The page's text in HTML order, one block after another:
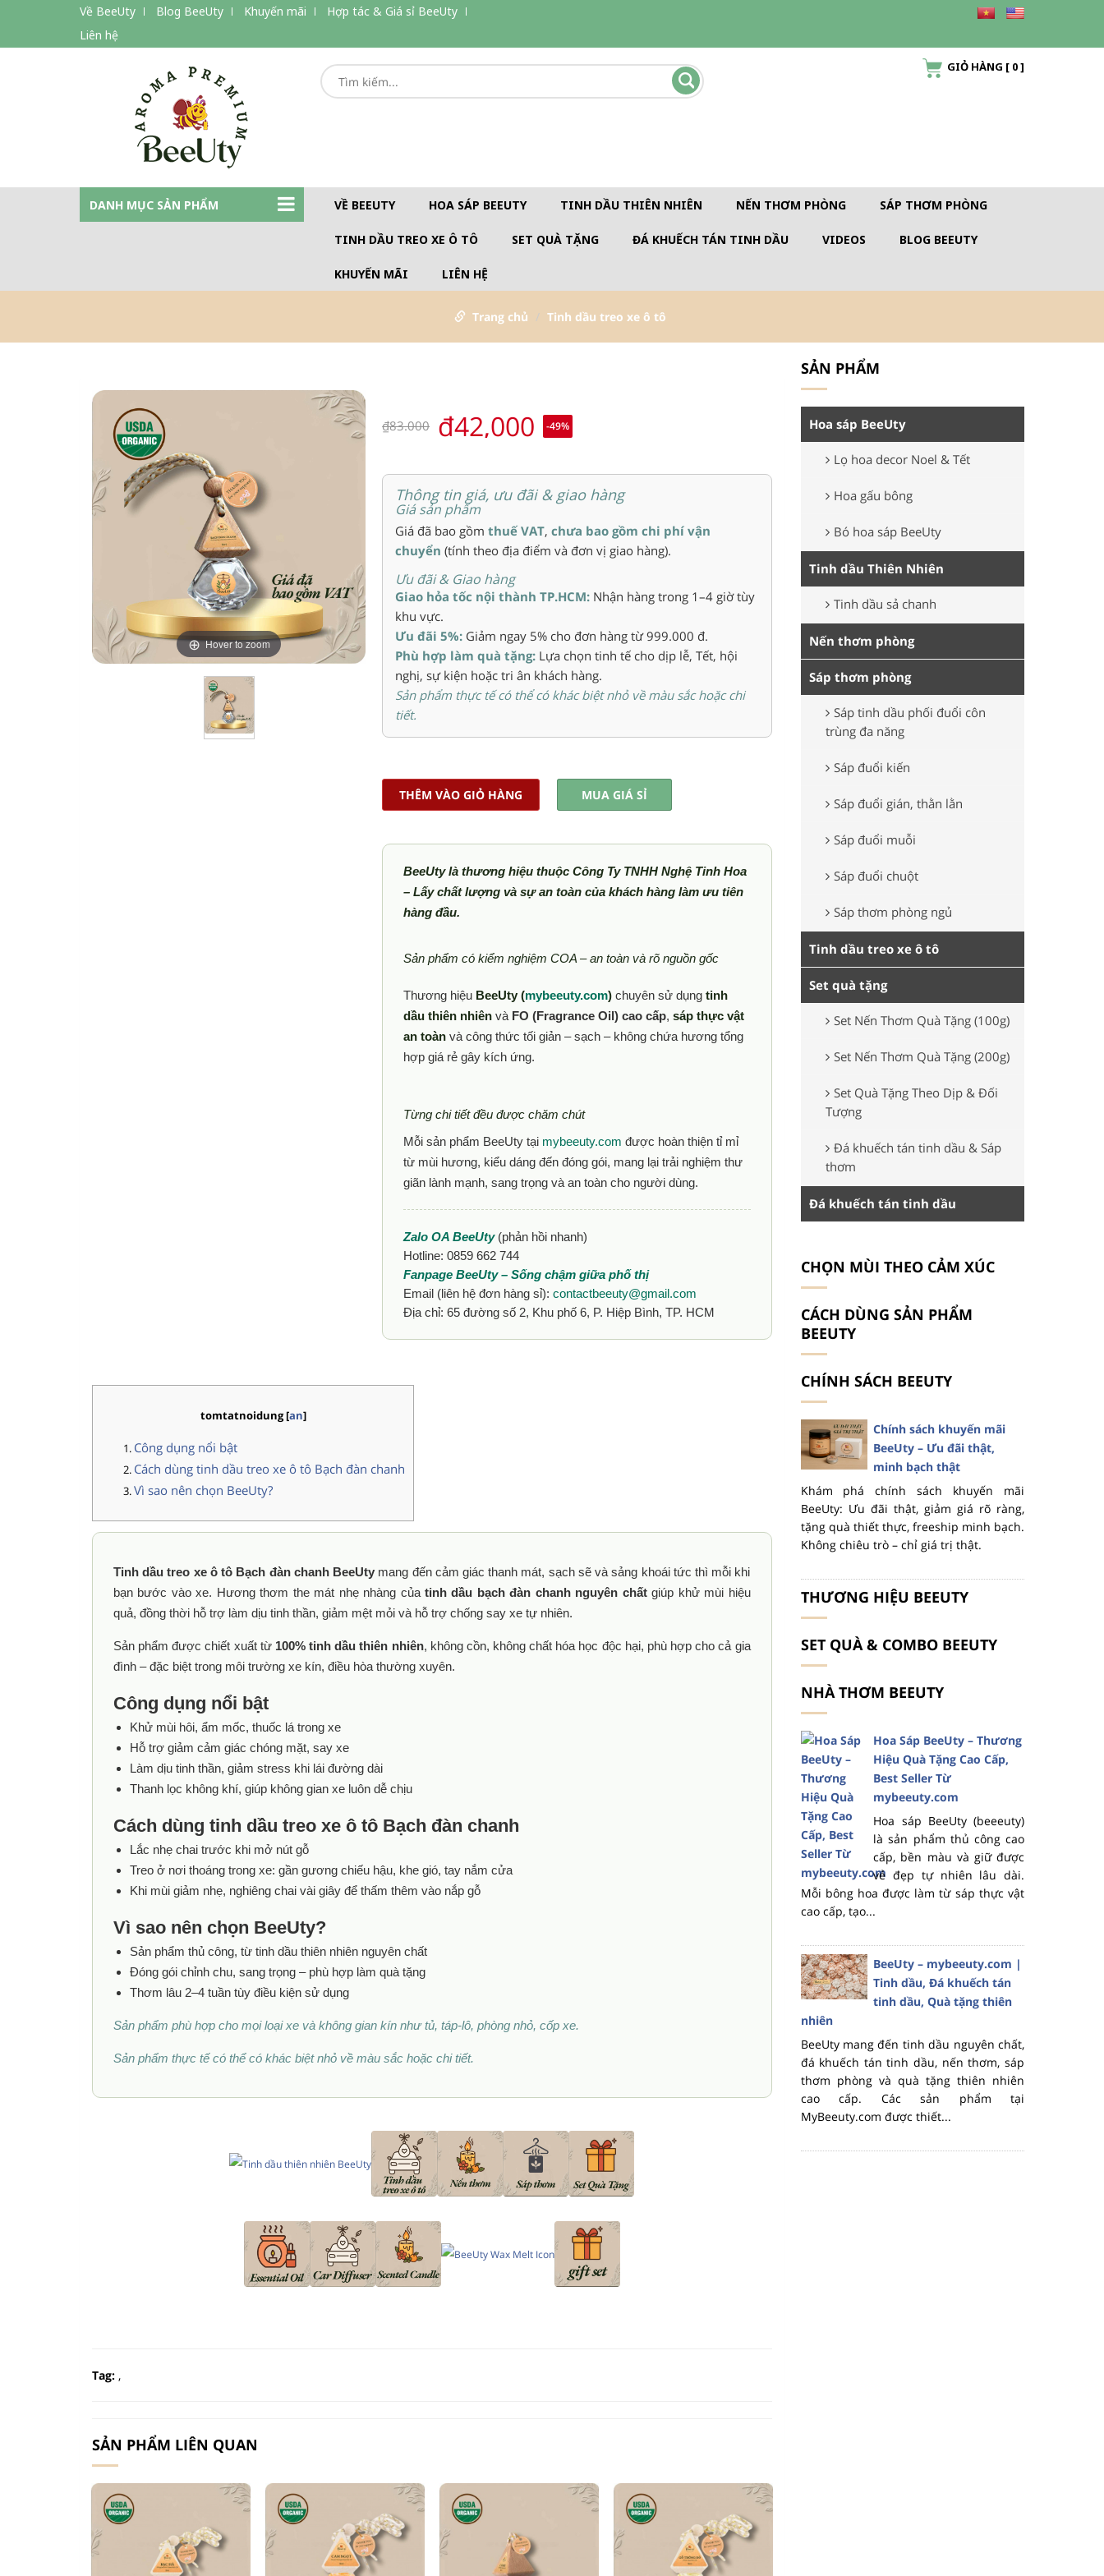
Về BeeUty Blog BeeUty Khuyến mãi
Hợp tác & Giá sỉ BeeUty
Liên hệ
GIỎ HÀNG [ 0]
DANH MỤC SẢN PHẨM VỀ BEEUTY HOA SÁP BEEUTY TINH DẦU THIÊN NHIÊN NẾN THƠM PHÒNG SÁP THƠM PHÒNG
TINH DẦU TREO XE Ô TÔ SET QUÀ TẶNG ĐÁ KHUẾCH TÁN TINH DẦU VIDEOS BLOG BEEUTY
KHUYẾN MÃI LIÊN HỆ
Trang chủ Tinh dầu treo xe ô tô
Hover to zoom
₫83.000 ₫42,000 -49%
Thông tin giá, ưu đãi & giao hàng
Giá sản phẩm
Giá đã bao gồmthuế VAT,chưa bao gồm chi phí vận
chuyển (tính theo địa điểm và đơn vị giao hàng).
Ưu đãi & Giao hàng
Giao hỏa tốc nội thành TP.HCM: Nhận hàng trong 1–4 giờ tùy
khu vực.
Ưu đãi 5%: Giảm ngay 5% cho đơn hàng từ 999.000 đ.
Phù hợp làm quà tặng: Lựa chọn tinh tế cho dịp lễ, Tết, hội
nghị, sự kiện hoặc tri ân khách hàng.
Sản phẩm thực tế có thể có khác biệt nhỏ về màu sắc hoặc chi
tiết.
THÊM VÀO GIỎ HÀNG MUA GIÁ SỈ
BeeUty là thương hiệu thuộc Công Ty TNHH Nghệ Tinh Hoa
– Lấy chất lượng và sự an toàn của khách hàng làm ưu tiên
hàng đầu.
Sản phẩm có kiểm nghiệm COA – an toàn và rõ nguồn gốc
Thương hiệu BeeUty (mybeeuty.com) chuyên sử dụngtinh
dầu thiên nhiênvà FO (Fragrance Oil) cao cấp,sáp thực vật
an toàn và công thức tối giản – sạch – không chứa hương tổng
hợp giá rẻ gây kích ứng.
Từng chi tiết đều được chăm chút
Mỗi sản phẩm BeeUty tại mybeeuty.com được hoàn thiện tỉ mỉ
từ mùi hương, kiểu dáng đến đóng gói, mang lại trải nghiệm thư
giãn lành mạnh, sang trọng và an toàn cho người dùng.
Zalo OA BeeUty(phản hồi nhanh)
Hotline: 0859 662 744
Fanpage BeeUty – Sống chậm giữa phố thị
Email (liên hệ đơn hàng sỉ):contactbeeuty@gmail.com
Địa chỉ: 65 đường số 2, Khu phố 6, P. Hiệp Bình, TP. HCM
tomtatnoidung[an]
Công dụng nổi bật
Cách dùng tinh dầu treo xe ô tô Bạch đàn chanh
Vì sao nên chọn BeeUty?
Tinh dầu treo xe ô tô Bạch đàn chanh BeeUty mang đến cảm giác thanh mát, sạch sẽ và sảng khoái tức thì mỗi khi
bạn bước vào xe. Hương thơm the mát nhẹ nhàng của tinh dầu bạch đàn chanh nguyên chấtgiúp khử mùi hiệu
quả, đồng thời hỗ trợ làm dịu tinh thần, giảm mệt mỏi và hỗ trợ chống say xe tự nhiên.
Sản phẩm được chiết xuất từ 100% tinh dầu thiên nhiên, không cồn, không chất hóa học độc hại, phù hợp cho cả gia
đình – đặc biệt trong môi trường xe kín, điều hòa thường xuyên.
Công dụng nổi bật
Khử mùi hôi, ẩm mốc, thuốc lá trong xe
Hỗ trợ giảm cảm giác chóng mặt, say xe
Làm dịu tinh thần, giảm stress khi lái đường dài
Thanh lọc không khí, giúp không gian xe luôn dễ chịu
Cách dùng tinh dầu treo xe ô tô Bạch đàn chanh
Lắc nhẹ chai trước khi mở nút gỗ
Treo ở nơi thoáng trong xe: gần gương chiếu hậu, khe gió, tay nắm cửa
Khi mùi giảm nhẹ, nghiêng chai vài giây để thấm thêm vào nắp gỗ
Vì sao nên chọn BeeUty?
Sản phẩm thủ công, từ tinh dầu thiên nhiên nguyên chất
Đóng gói chỉnh chu, sang trọng – phù hợp làm quà tặng
Thơm lâu 2–4 tuần tùy điều kiện sử dụng
Sản phẩm phù hợp cho mọi loại xe và không gian kín như tủ, táp-lô, phòng nhỏ, cốp xe.
Sản phẩm thực tế có thể có khác biệt nhỏ về màu sắc hoặc chi tiết.
Tag: ,
SẢN PHẨM LIÊN QUAN
SẢN PHẨM
Hoa sáp BeeUty
Lọ hoa decor Noel & Tết
Hoa gấu bông
Bó hoa sáp BeeUty
Tinh dầu Thiên Nhiên
Tinh dầu sả chanh
Nến thơm phòng
Sáp thơm phòng
Sáp tinh dầu phối đuổi côn
trùng đa năng
Sáp đuổi kiến
Sáp đuổi gián, thằn lằn
Sáp đuổi muỗi
Sáp đuổi chuột
Sáp thơm phòng ngủ
Tinh dầu treo xe ô tô
Set quà tặng
Set Nến Thơm Quà Tặng (100g)
Set Nến Thơm Quà Tặng (200g)
Set Quà Tặng Theo Dịp & Đối
Tượng
Đá khuếch tán tinh dầu & Sáp
thơm
Đá khuếch tán tinh dầu
CHỌN MÙI THEO CẢM XÚC
CÁCH DÙNG SẢN PHẨM
BEEUTY
CHÍNH SÁCH BEEUTY
Chính sách khuyến mãi
BeeUty – Ưu đãi thật,
minh bạch thật
Khám phá chính sách khuyến mãi
BeeUty: Ưu đãi thật, giảm giá rõ ràng,
tặng quà thiết thực, freeship minh bạch.
Không chiêu trò – chỉ giá trị thật.
THƯƠNG HIỆU BEEUTY
SET QUÀ & COMBO BEEUTY
NHÀ THƠM BEEUTY
Hoa Sáp BeeUty – Thương
Hiệu Quà Tặng Cao Cấp,
Best Seller Từ
mybeeuty.com
Hoa sáp BeeUty (beeeuty)
là sản phẩm thủ công cao
cấp, bền màu và giữ được
vẻ đẹp tự nhiên lâu dài.
Mỗi bông hoa được làm từ sáp thực vật
cao cấp, tạo...
BeeUty – mybeeuty.com |
Tinh dầu, Đá khuếch tán
tinh dầu, Quà tặng thiên
nhiên
BeeUty mang đến tinh dầu nguyên chất,
đá khuếch tán tinh dầu, nến thơm, sáp
thơm phòng và quà tặng thiên nhiên
cao cấp. Các sản phẩm tại
MyBeeuty.com được thiết...